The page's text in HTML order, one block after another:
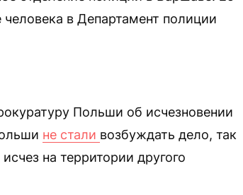
в Департамент полиции
Польши об исчезновении
не стали возбуждать дело, так
на территории другого